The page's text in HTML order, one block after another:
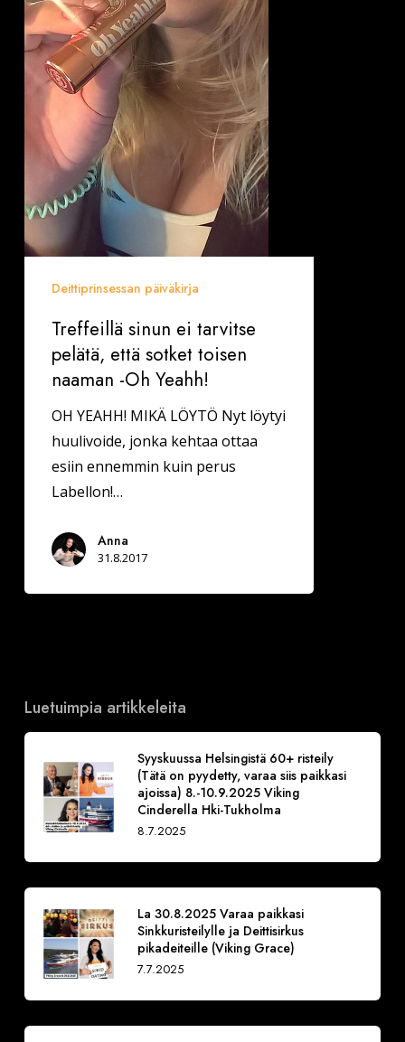
toisen
naaman
-
Oh
Yeahh!
Deittiprinsessan päiväkirja
Treffeillä sinun ei tarvitse
pelätä, että sotket toisen
naaman -Oh Yeahh!
OH YEAHH! MIKÄ LÖYTÖ Nyt löytyi
huulivoide, jonka kehtaa ottaa
esiin ennemmin kuin perus
Labellon!…
Anna
31.8.2017
Luetuimpia artikkeleita
Syyskuussa Helsingistä 60+ risteily
(Tätä on pyydetty, varaa siis paikkasi
ajoissa) 8.-10.9.2025 Viking
Cinderella Hki-Tukholma
8.7.2025
La 30.8.2025 Varaa paikkasi
Sinkkuristeilylle ja Deittisirkus
pikadeiteille (Viking Grace)
7.7.2025